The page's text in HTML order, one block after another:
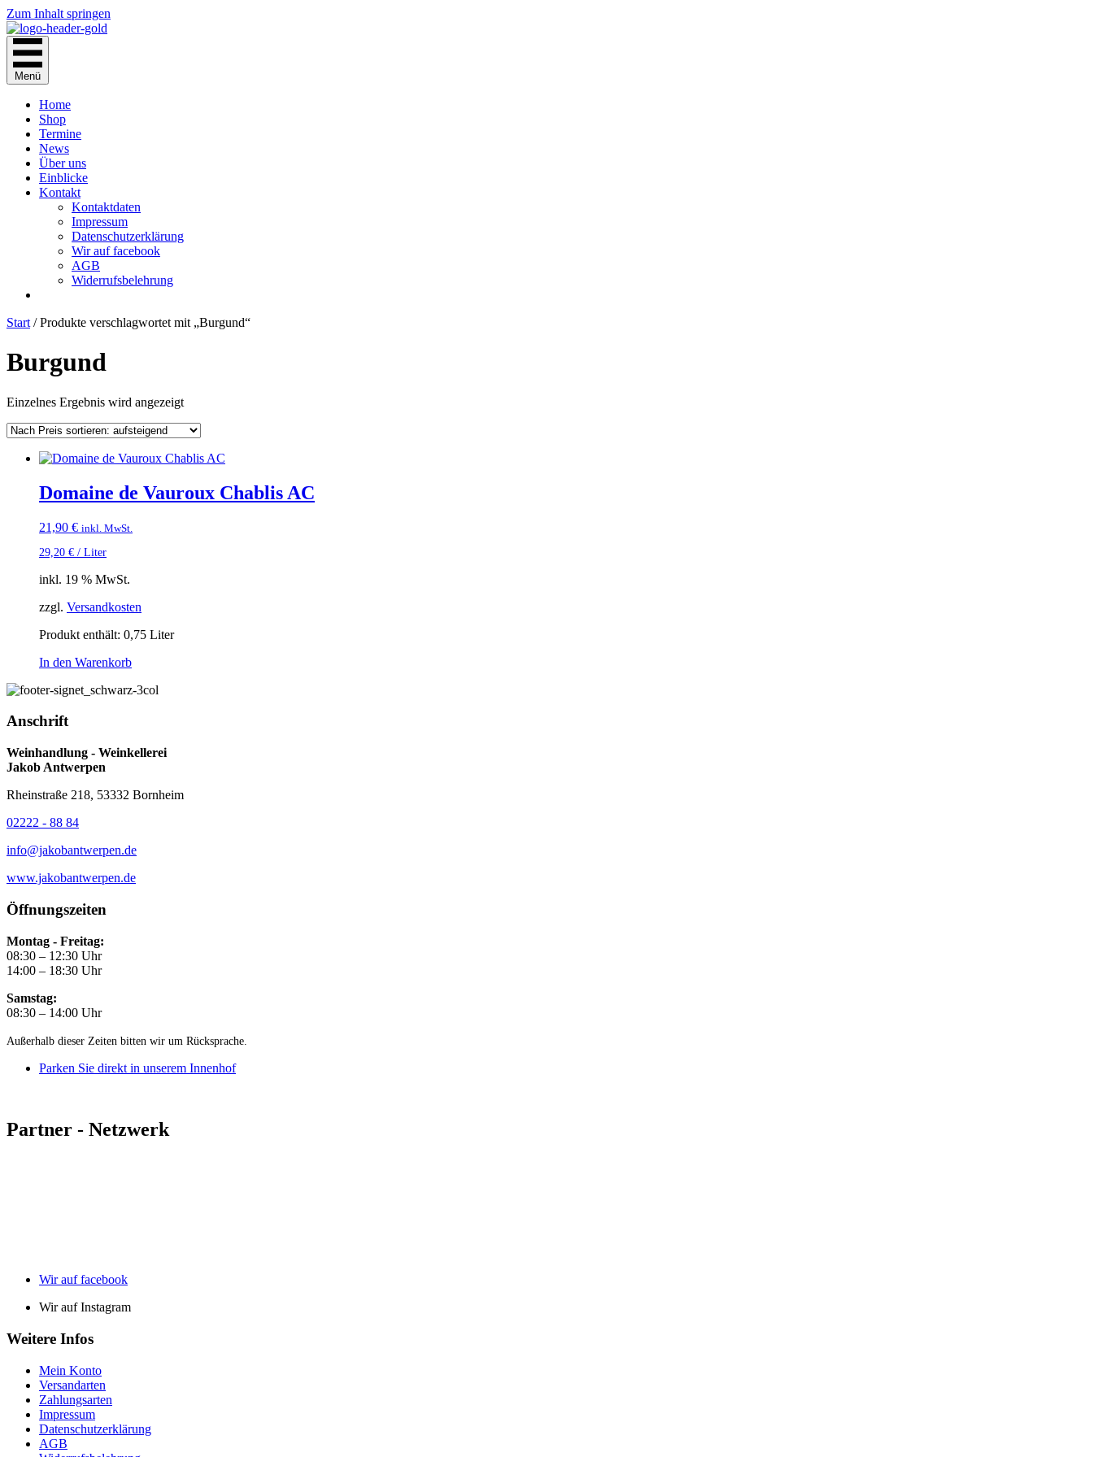
Zum Inhalt springen
Menü
Home
Shop
Termine
News
Über uns
Einblicke
Kontakt
Kontaktdaten
Impressum
Datenschutzerklärung
Wir auf facebook
AGB
Widerrufsbelehrung
Start / Produkte verschlagwortet mit „Burgund“
Burgund
Einzelnes Ergebnis wird angezeigt
Domaine de Vauroux Chablis AC
21,90 € inkl. MwSt.
29,20 € / Liter
inkl. 19 % MwSt.
zzgl. Versandkosten
Produkt enthält: 0,75 Liter
In den Warenkorb
Anschrift
Weinhandlung - Weinkellerei
Jakob Antwerpen
Rheinstraße 218, 53332 Bornheim
02222 - 88 84
info@jakobantwerpen.de
www.jakobantwerpen.de
Öffnungszeiten
Montag - Freitag:
08:30 – 12:30 Uhr
14:00 – 18:30 Uhr
Samstag:
08:30 – 14:00 Uhr
Außerhalb dieser Zeiten bitten wir um Rücksprache.
Parken Sie direkt in unserem Innenhof
Partner - Netzwerk
Wir auf facebook
Wir auf Instagram
Weitere Infos
Mein Konto
Versandarten
Zahlungsarten
Impressum
Datenschutzerklärung
AGB